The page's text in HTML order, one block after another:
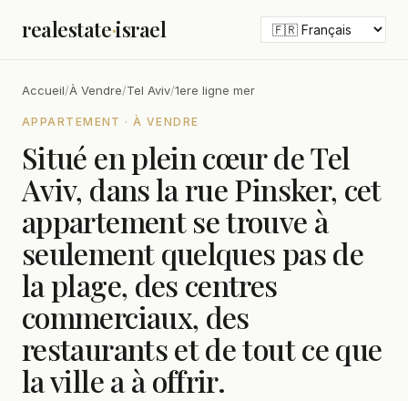
realestate·israel
Accueil/À Vendre/Tel Aviv/1ere ligne mer
APPARTEMENT · À VENDRE
Situé en plein cœur de Tel
Aviv, dans la rue Pinsker, cet
appartement se trouve à
seulement quelques pas de
la plage, des centres
commerciaux, des
restaurants et de tout ce que
la ville a à offrir.